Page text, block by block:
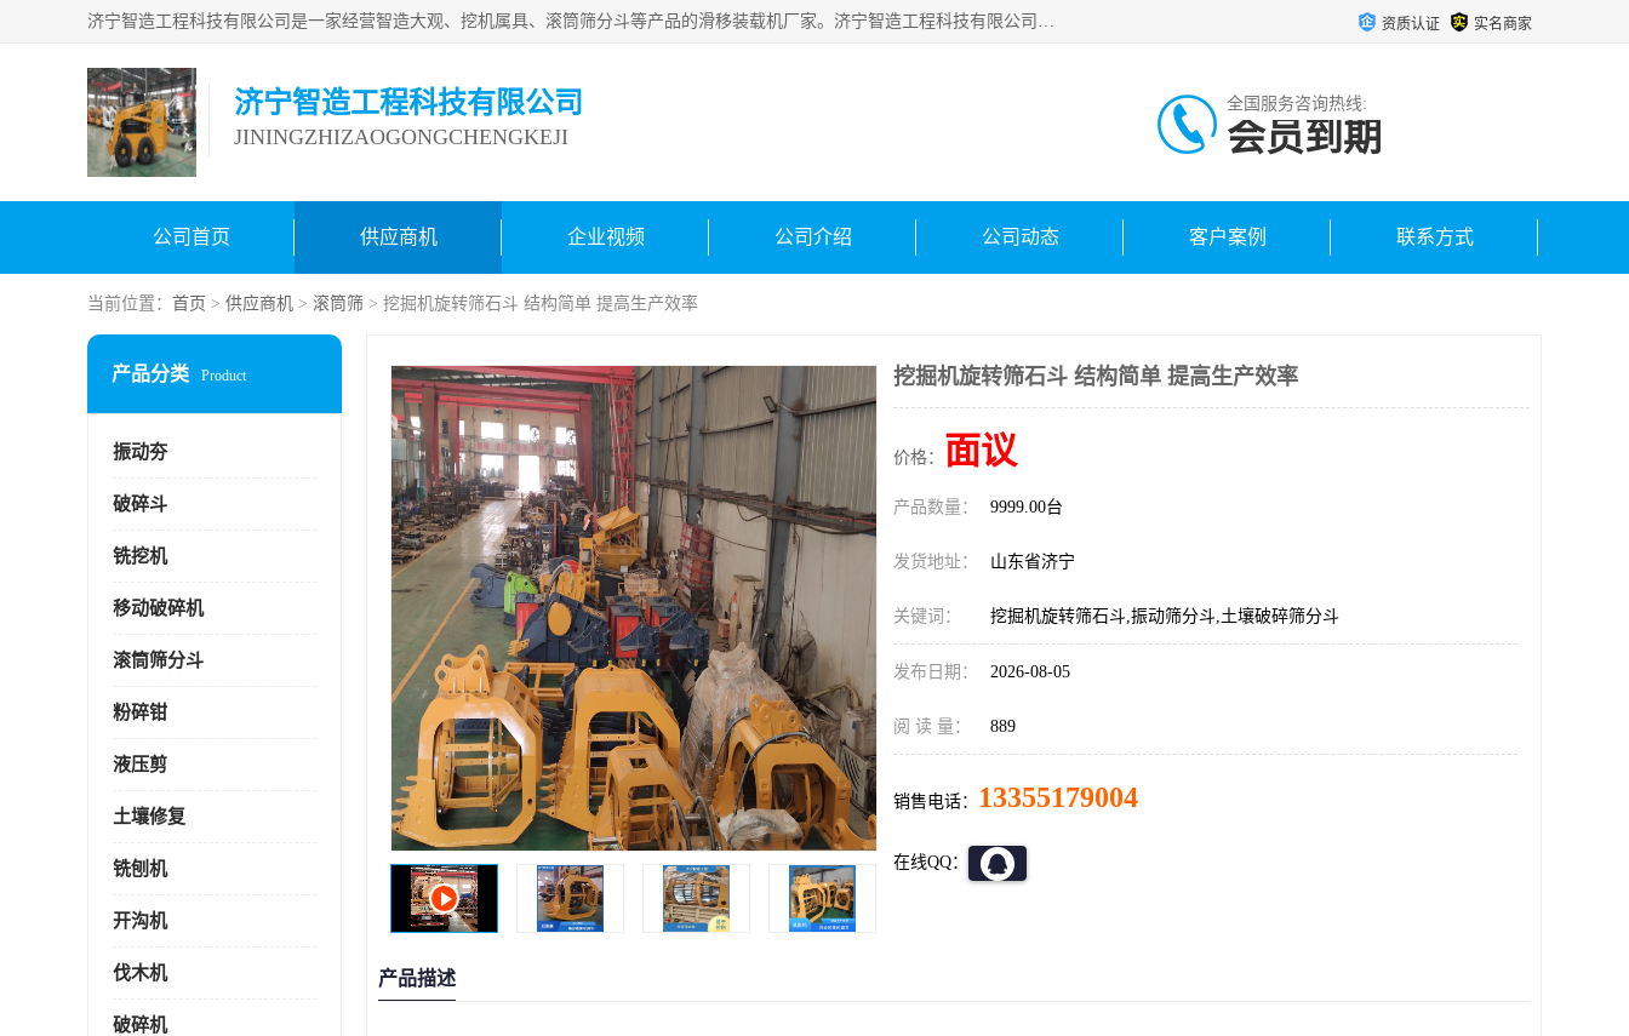
济宁智造工程科技有限公司是一家经营智造大观、挖机属具、滚筒筛分斗等产品的滑移装载机厂家。济宁智造工程科技有限公司奉行以质量赢得用户，诚信为本，互利共赢的宗旨，依靠雄厚的技术力量，科学的管理制度，先进的加工检测设备，始终坚持以客户为中心，免费咨询！ 资质认证 实名商家
济宁智造工程科技有限公司
JININGZHIZAOGONGCHENGKEJI
全国服务咨询热线:
会员到期
公司首页 供应商机 企业视频 公司介绍 公司动态 客户案例 联系方式
当前位置： 首页 > 供应商机 > 滚筒筛 > 挖掘机旋转筛石斗 结构简单 提高生产效率
产品分类 Product
振动夯
破碎斗
铣挖机
移动破碎机
滚筒筛分斗
粉碎钳
液压剪
土壤修复
铣刨机
开沟机
伐木机
破碎机
挖掘机旋转筛石斗 结构简单 提高生产效率
价格： 面议
产品数量： 9999.00台
发货地址： 山东省济宁
关键词： 挖掘机旋转筛石斗,振动筛分斗,土壤破碎筛分斗
发布日期： 2026-08-05
阅 读 量： 889
销售电话： 13355179004
在线QQ：
产品描述